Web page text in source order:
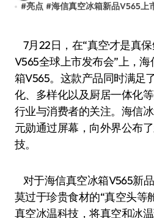
#亮点 #海信真空冰箱新品V565上
7月22日，在“真空·才是真保鲜——海信真空冰箱
V565全球上市发布会”上，
箱V565。这款产品同时满足
化、多样化以及厨居一体化
行业与消费者的关注。海信
元勋通过屏幕，向外界公布
技。
对于海信真空冰箱V565新
莫过于珍贵食材的“真空头等
真空冰温科技，将真空和冰